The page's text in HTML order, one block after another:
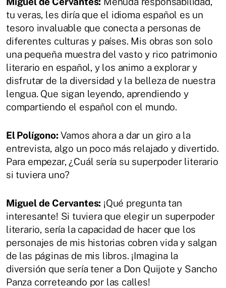
tu veras, les diría que el idioma español es un
tesoro invaluable que conecta a personas de
diferentes culturas y países. Mis obras son solo
una pequeña muestra del vasto y rico patrimonio
literario en español, y los animo a explorar y
disfrutar de la diversidad y la belleza de nuestra
lengua. Que sigan leyendo, aprendiendo y
compartiendo el español con el mundo.
El Polígono: Vamos ahora a dar un giro a la
entrevista, algo un poco más relajado y divertido.
Para empezar, ¿Cuál sería su superpoder literario
si tuviera uno?
Miguel de Cervantes: ¡Qué pregunta tan
interesante! Si tuviera que elegir un superpoder
literario, sería la capacidad de hacer que los
personajes de mis historias cobren vida y salgan
de las páginas de mis libros. ¡Imagina la
diversión que sería tener a Don Quijote y Sancho
Panza correteando por las calles!